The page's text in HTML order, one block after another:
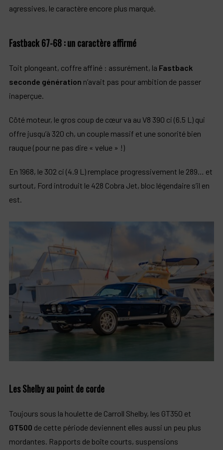
agressives, le caractère encore plus marqué.
Fastback 67-68 : un caractère affirmé
Toit plongeant, coffre affiné : assurément, la Fastback
seconde génération n’avait pas pour ambition de passer
inaperçue.
Côté moteur, le gros coup de cœur va au V8 390 ci (6.5 L) qui
offre jusqu’à 320 ch, un couple massif et une sonorité bien
rauque (pour ne pas dire « velue » !)
En 1968, le 302 ci (4.9 L) remplace progressivement le 289… et
surtout, Ford introduit le 428 Cobra Jet, bloc légendaire s’il en
est.
Les Shelby au point de corde
Toujours sous la houlette de Carroll Shelby, les GT350 et
GT500 de cette période deviennent elles aussi un peu plus
mordantes. Rapports de boîte courts, suspensions